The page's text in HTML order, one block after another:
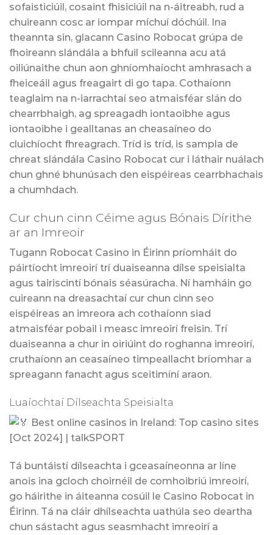
sofaisticiúil, cosaint fhisiciúil na n-áitreabh, rud a
chuireann cosc ar iompar míchuí dóchúil. Ina
theannta sin, glacann Casino Robocat grúpa de
fhoireann slándála a bhfuil scileanna acu atá
oiliúnaithe chun aon ghníomhaíocht amhrasach a
fheiceáil agus freagairt di go tapa. Cothaíonn
teaglaim na n-iarrachtaí seo atmaisféar slán do
chearrbhaigh, ag spreagadh iontaoibhe agus
iontaoibhe i gealltanas an cheasaíneo do
cluichíocht fhreagrach. Tríd is tríd, is sampla de
chreat slándála Casino Robocat cur i láthair nuálach
chun ghné bhunúsach den eispéireas cearrbhachais
a chumhdach.
Cur chun cinn Céime agus Bónais Dírithe
ar an Imreoir
Tugann Robocat Casino in Éirinn príomháit do
páirtíocht imreoirí trí duaiseanna dílse speisialta
agus tairiscintí bónais séasúracha. Ní hamháin go
cuireann na dreasachtaí cur chun cinn seo
eispéireas an imreora ach cothaíonn siad
atmaisféar pobail i measc imreoirí freisin. Trí
duaiseanna a chur in oiriúint do roghanna imreoirí,
cruthaíonn an ceasaíneo timpeallacht bríomhar a
spreagann fanacht agus sceitimíní araon.
Luaíochtaí Dílseachta Speisialta
Tá buntáistí dílseachta i gceasaíneonna ar líne
anois ina gcloch choirnéil de comhoibriú imreoirí,
go háirithe in áiteanna cosúil le Casino Robocat in
Éirinn. Tá na cláir dhílseachta uathúla seo deartha
chun sástacht agus seasmhacht imreoirí a